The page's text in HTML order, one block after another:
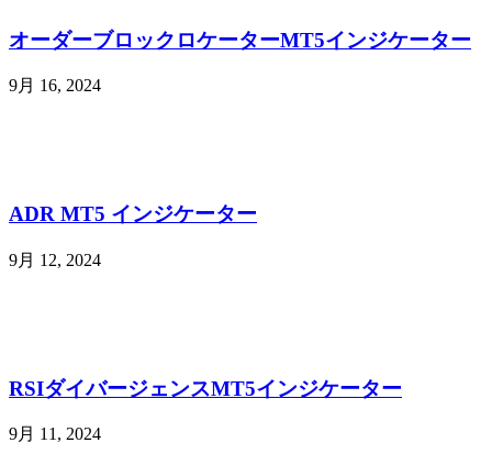
オーダーブロックロケーターMT5インジケーター
9月 16, 2024
ADR MT5 インジケーター
9月 12, 2024
RSIダイバージェンスMT5インジケーター
9月 11, 2024